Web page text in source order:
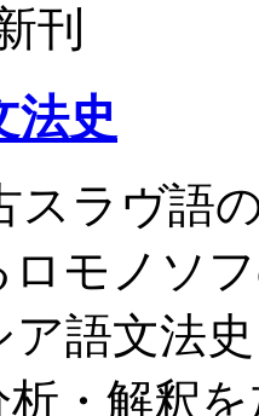
刊
法史
スラヴ語
モノソ
語文法
析・解釈